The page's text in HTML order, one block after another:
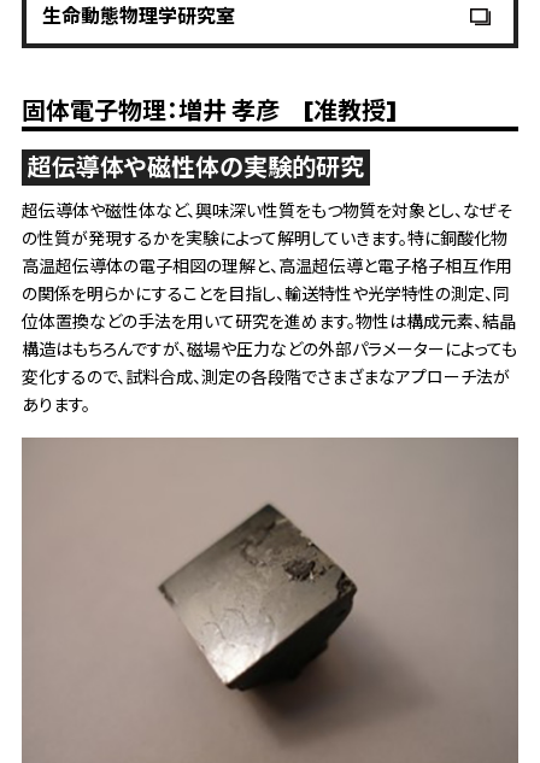
生命動態物理学研究室
固体電子物理：増井 孝彦 [准教授]
超伝導体や磁性体の実験的研究
超伝導体や磁性体など、興味深い性質をもつ物質を対象とし、なぜそ
の性質が発現するかを実験によって解明していきます。特に銅酸化物
高温超伝導体の電子相図の理解と、高温超伝導と電子格子相互作用
の関係を明らかにすることを目指し、輸送特性や光学特性の測定、同
位体置換などの手法を用いて研究を進めます。物性は構成元素、結晶
構造はもちろんですが、磁場や圧力などの外部パラメーターによっても
変化するので、試料合成、測定の各段階でさまざまなアプローチ法が
あります。